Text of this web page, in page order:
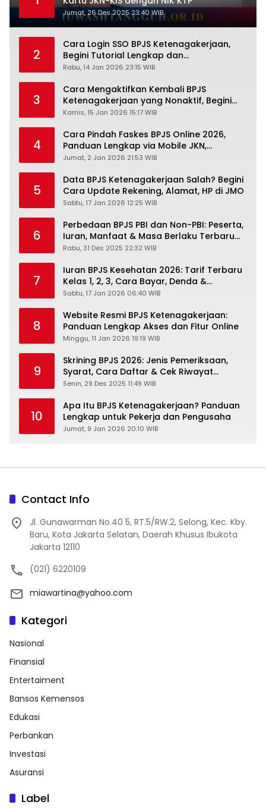
Jumat, 26 Des 2025 23:40 WIB
2
Cara Login SSO BPJS Ketenagakerjaan,
Begini Tutorial Lengkap dan
Pengertiannya
Rabu, 14 Jan 2026 23:15 WIB
3
Cara Mengaktifkan Kembali BPJS
Ketenagakerjaan yang Nonaktif, Begini
Panduan Lengkapnya
Kamis, 15 Jan 2026 15:17 WIB
4
Cara Pindah Faskes BPJS Online 2026,
Panduan Lengkap via Mobile JKN,
PANDAWA & Offiline Kantor Cabang
Jumat, 2 Jan 2026 21:53 WIB
5
Data BPJS Ketenagakerjaan Salah? Begini
Cara Update Rekening, Alamat, HP di JMO
Sabtu, 17 Jan 2026 12:25 WIB
6
Perbedaan BPJS PBI dan Non-PBI: Peserta,
Iuran, Manfaat & Masa Berlaku Terbaru
2026
Rabu, 31 Des 2025 22:32 WIB
7
Iuran BPJS Kesehatan 2026: Tarif Terbaru
Kelas 1, 2, 3, Cara Bayar, Denda &
Panduan Lengkap Peserta JKN-KIS
Sabtu, 17 Jan 2026 06:40 WIB
8
Website Resmi BPJS Ketenagakerjaan:
Panduan Lengkap Akses dan Fitur Online
Minggu, 11 Jan 2026 19:19 WIB
9
Skrining BPJS 2026: Jenis Pemeriksaan,
Syarat, Cara Daftar & Cek Riwayat
Kesehatan Gratis
Senin, 29 Des 2025 11:49 WIB
10
Apa Itu BPJS Ketenagakerjaan? Panduan
Lengkap untuk Pekerja dan Pengusaha
Jumat, 9 Jan 2026 20:10 WIB
Contact Info
Jl. Gunawarman No.40 5, RT.5/RW.2, Selong, Kec. Kby.
Baru, Kota Jakarta Selatan, Daerah Khusus Ibukota
Jakarta 12110
(021) 6220109
miawartina@yahoo.com
Kategori
Nasional
Finansial
Entertaiment
Bansos Kemensos
Edukasi
Perbankan
Investasi
Asuransi
Label